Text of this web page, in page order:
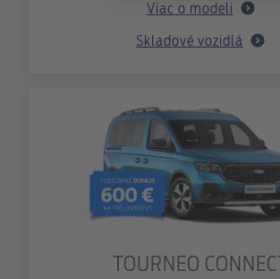
Viac o modeli
Skladové vozidlá
TOURNEO CONNECT